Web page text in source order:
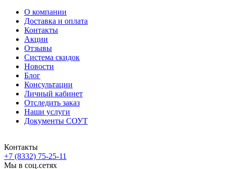
О компании
Доставка и оплата
Контакты
Акции
Отзывы
Система скидок
Новости
Блог
Консультации
Личный кабинет
Отследить заказ
Наши услуги
Документы СОУТ
Контакты
+7 (8332) 75-25-11
Мы в соц.сетях